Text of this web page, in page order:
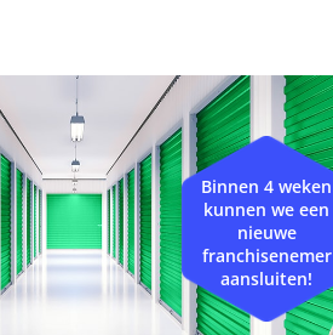
Binnen 4 weken
kunnen we een
nieuwe
franchisenemer
aansluiten!